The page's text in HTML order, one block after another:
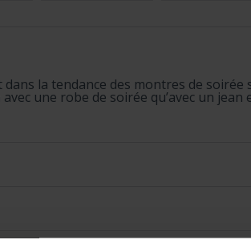
dans la tendance des montres de
une robe de soirée qu’avec un